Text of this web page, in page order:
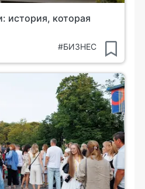
история, которая
#БИЗНЕС